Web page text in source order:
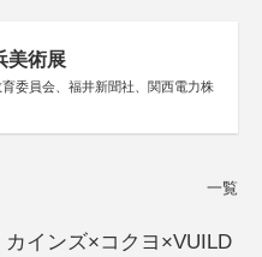
美術展
委員会、福井新聞社、関西電力株
一覧
カインズ×コクヨ×VUILD